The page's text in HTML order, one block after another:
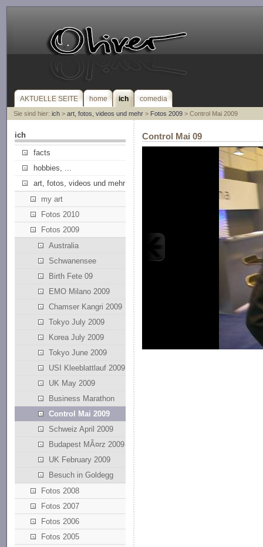
AKTUELLE SEITE home ich comedia
Sie sind hier: ich> art, fotos, videos und mehr> Fotos 2009> Control Mai 2009
ich
facts
hobbies, ...
art, fotos, videos und mehr
my art
Fotos 2010
Fotos 2009
Australia
Schwanensee
Birth Fete 09
EMO Milano 2009
Chamser Kangri 2009
Tokyo July 2009
Korea July 2009
Tokyo June 2009
USI Kleeblattlauf 2009
UK May 2009
Business Marathon
Control Mai 2009
Schweiz April 2009
Budapest MÃ¤rz 2009
UK February 2009
Besuch in Goldegg
Fotos 2008
Fotos 2007
Fotos 2006
Fotos 2005
Control Mai 09